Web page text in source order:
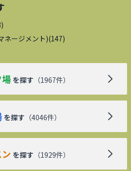
)
ネージメント)(147)
を探す （1967件）
を探す （4046件）
を探す （1929件）